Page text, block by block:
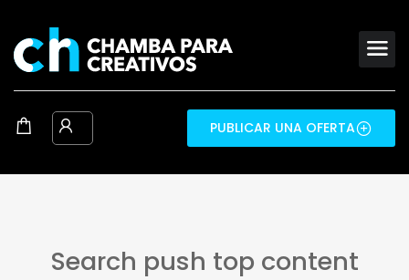
PUBLICAR UNA OFERTA
Search push top content